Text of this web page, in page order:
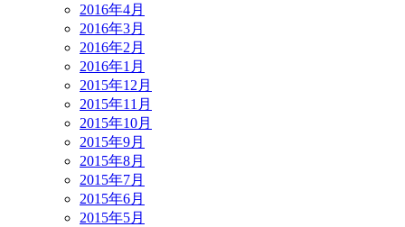
2016年4月
2016年3月
2016年2月
2016年1月
2015年12月
2015年11月
2015年10月
2015年9月
2015年8月
2015年7月
2015年6月
2015年5月